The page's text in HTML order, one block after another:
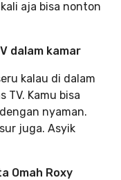
aja bisa nonton
dalam kamar
kalau di dalam
TV. Kamu bisa
nyaman.
juga. Asyik
Omah Roxy